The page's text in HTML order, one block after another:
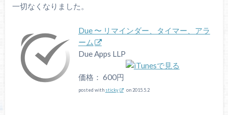
一切なくなりました。
Due 〜 リマインダー、タイマー、アラ
ーム
Due Apps LLP
価格： 600円
posted with sticky on 2015.5.2